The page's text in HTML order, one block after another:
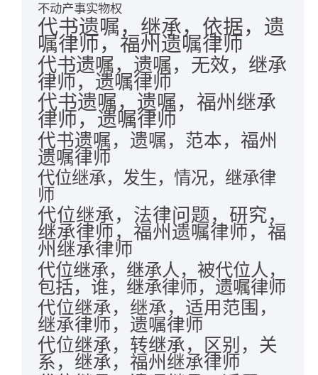
不动产事实物权
代书遗嘱，继承，依据，遗
嘱律师，福州遗嘱律师
代书遗嘱，遗嘱，无效，继承
律师，遗嘱律师
代书遗嘱，遗嘱，福州继承
律师，遗嘱律师
代书遗嘱，遗嘱，范本，福州
遗嘱律师
代位继承，发生，情况，继承律
师
代位继承，法律问题，研究，
继承律师，福州遗嘱律师，福
州继承律师
代位继承，继承人，被代位人，
包括，谁，继承律师，遗嘱律师
代位继承，继承，适用范围，
继承律师，遗嘱律师
代位继承，转继承，区别，关
系，继承，福州继承律师